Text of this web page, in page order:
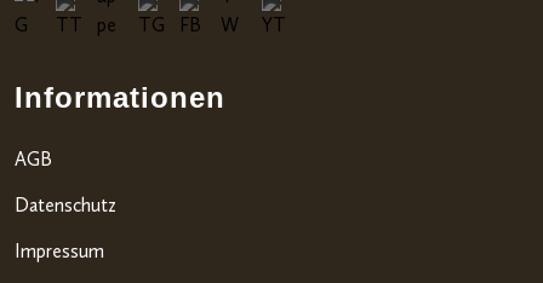
Informationen
AGB
Datenschutz
Impressum